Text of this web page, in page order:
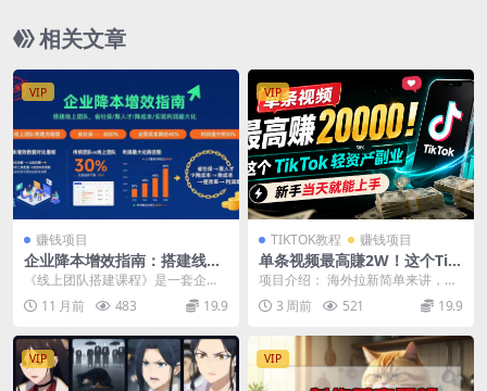
相关文章
VIP
赚钱项目
企业降本增效指南：搭建线上
团队，省社保/聚人才/降成本/
实现利润最大化
《线上团队搭建课程》是一套企业
降本增效实战指南，针对9月1日社
保新规背景，系统讲...
11 月前 483 19.9
VIP
TIKTOK教程 赚钱项目
单条视频最高賺2W！这个Tik
Tok轻资产副业，新手当天就
能上手
项目介绍： 海外拉新简单来讲，就
是帮CapCut、醒图海外版、即梦这
类出海国产工...
3 周前 521 19.9
VIP VIP